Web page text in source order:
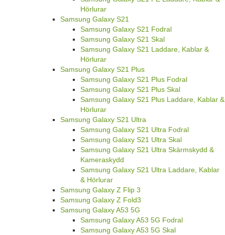
Hörlurar
Samsung Galaxy S21
Samsung Galaxy S21 Fodral
Samsung Galaxy S21 Skal
Samsung Galaxy S21 Laddare, Kablar &
Hörlurar
Samsung Galaxy S21 Plus
Samsung Galaxy S21 Plus Fodral
Samsung Galaxy S21 Plus Skal
Samsung Galaxy S21 Plus Laddare, Kablar &
Hörlurar
Samsung Galaxy S21 Ultra
Samsung Galaxy S21 Ultra Fodral
Samsung Galaxy S21 Ultra Skal
Samsung Galaxy S21 Ultra Skärmskydd &
Kameraskydd
Samsung Galaxy S21 Ultra Laddare, Kablar
& Hörlurar
Samsung Galaxy Z Flip 3
Samsung Galaxy Z Fold3
Samsung Galaxy A53 5G
Samsung Galaxy A53 5G Fodral
Samsung Galaxy A53 5G Skal